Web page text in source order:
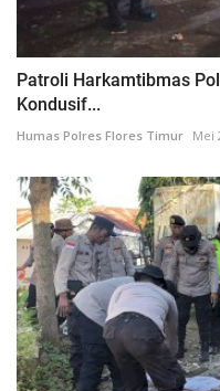
Patroli Harkamtibmas
Kondusif...
Humas Polres Flores Timur Mei